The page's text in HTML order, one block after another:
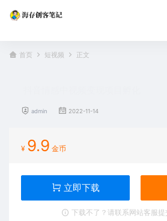
首页 短视频 正文
admin 2022-11-14
¥ 9.9 金币
立即下载
下载不了？请联系网站客服提